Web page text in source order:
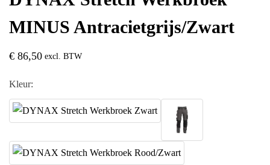
MINUS Antracietgrijs/Zwart
€ 86,50 excl. BTW
Kleur: